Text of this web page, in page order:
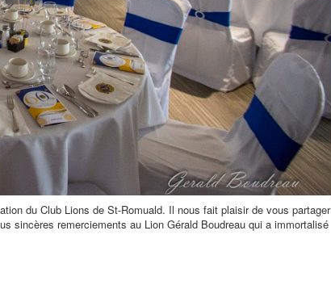
du Club Lions de St-Romuald. Il nous fait plaisir de vous partager
sincères remerciements au Lion Gérald Boudreau qui a immortalisé